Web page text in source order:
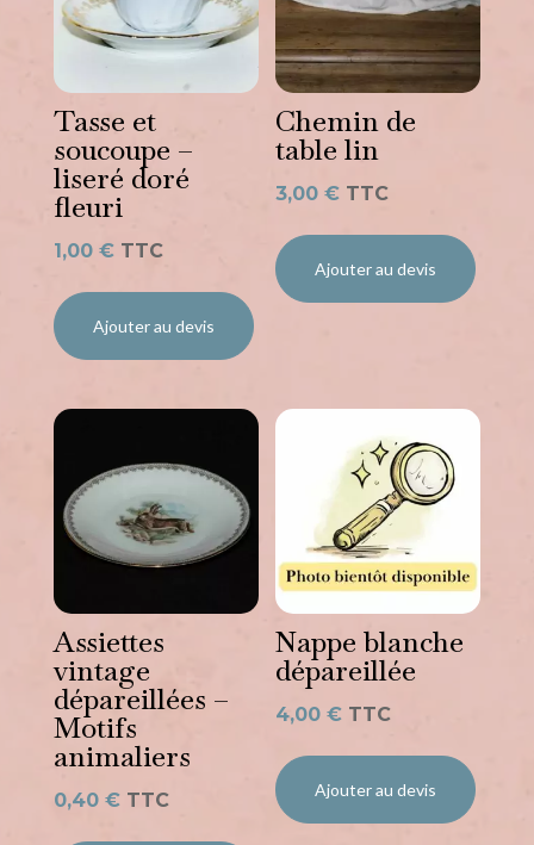
Tasse et
soucoupe –
liseré doré
fleuri
1,00 € TTC
Ajouter au devis
Chemin de
table lin
3,00€ TTC
Ajouter au devis
Assiettes
vintage
dépareillées –
Motifs
animaliers
0,40 € TTC
Nappe blanche
dépareillée
4,00€ TTC
Ajouter au devis